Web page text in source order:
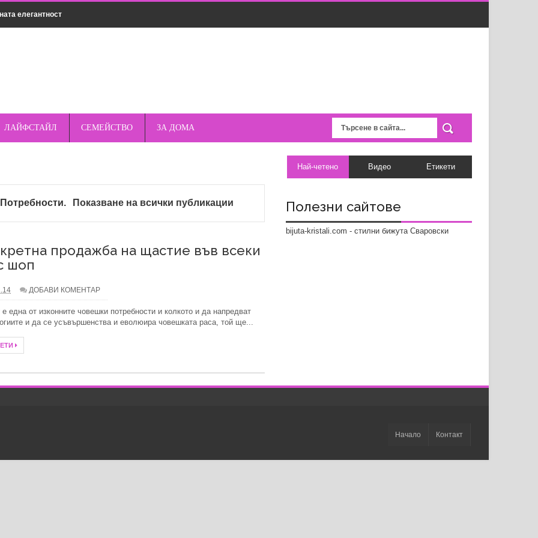
елегантност
за различни поводи
пред стандартните кабели – защо магнитното е по-
– защо спреят е важен елемент от
и как да ги избегнете
и свободни радикали
баня
ЛАЙФСТАЙЛ СЕМЕЙСТВО ЗА ДОМА
Потребности. Показване на всички публикации
продажба на щастие във всеки
шоп
ДОБАВИ КОМЕНТАР
една от изконните човешки потребности и колкото и да напредват
и да се усъвършенства и еволюира човешката раса, той ще...
Най-четено Видео Етикети
Полезни сайтове
bijuta-kristali.com - стилни бижута Сваровски
Начало Контакт